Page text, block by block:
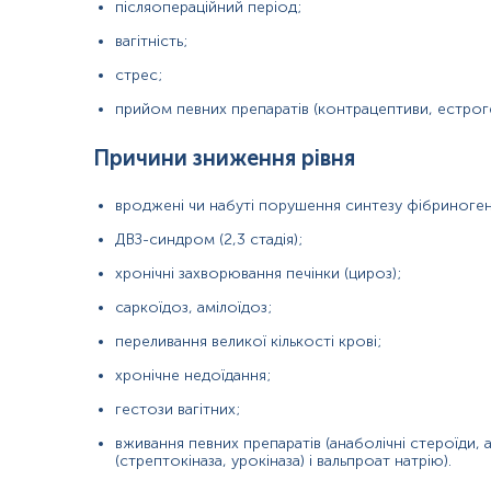
Показання до призначення
Загальна характеристика
Інтерпретація
Синоніми
Розчинний білок плазми, білок згортання крові, ФГ, Фібр,
Фібриноген — це основний білок системи згортання крові,
ризику тромбоутворення.
Показання до призначення
Підозра на порушення згортання крові:
Оцінка ризику тромбозу:варикозне розширення вен,
післяопераційний період;
вагітність;
стрес;
прийом певних препаратів (контрацептиви,
Причини зниження рівня
вроджені чи набуті порушення синтезу
ДВЗ-синдром (2,3 стадія);
хронічні захворювання печінки (цироз);
саркоїдоз, амілоїдоз;
переливання великої кількості крові;
хронічне недоїдання;
гестози вагітних;
вживання певних препаратів (анаболічні
(стрептокіназа, урокіназа) і вальпроат натрію).